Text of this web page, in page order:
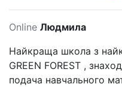
Online Людмила
Найкраща школа з
GREEN FOREST ,
подача навчального